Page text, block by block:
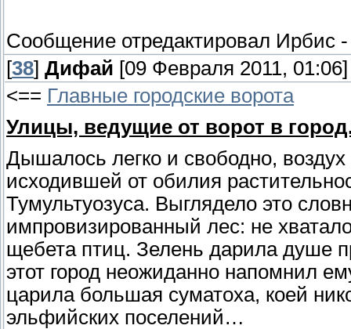
Сообщение отредактировал Ирбис
[38] Дифай [09 Февраля 2011, 01:06]
<== Главные городские ворота
Улицы, ведущие от ворот в
Дышалось легко и свободно,
исходившей от обилия
Тумультуозуса. Выглядело это
импровизированный лес: не
щебета птиц. Зелень дарила душе
этот город неожиданно напомнил
царила большая суматоха, коей
эльфийских поселений…